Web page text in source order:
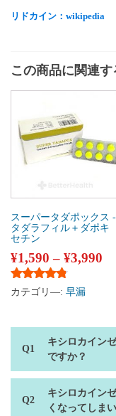
リドカイン：wikipedia
この商品に関連す
スーパータダポックス ​-
タダラフィル＋ダポキ
セチン
¥1,590 – ¥3,990
5段階中 4.64の評価
カテゴリ―: 早漏
キシロカイン
ですか？
キシロカイン
くなってしま